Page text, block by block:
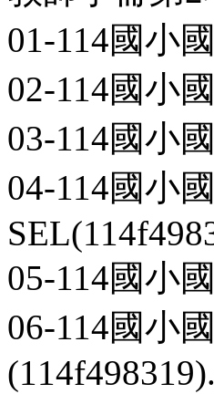
01-114國小
02-114國小
03-114國小
04-114國小
05-114國小
06-114國小